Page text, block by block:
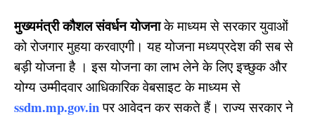
मुख्यमंत्री कौशल संवर्धन योजनाके माध्यम से सरकार युवाओं
को रोजगार मुहया करवाएगी। यह योजना मध्यप्रदेश की सब से
बड़ी योजना है । इस योजना का लाभ लेने के लिए इच्छुक और
योग्य उम्मीदवार आधिकारिक वेबसाइट के माध्यम से
ssdm.mp.gov.inपर आवेदन कर सकते हैं। राज्य सरकार ने